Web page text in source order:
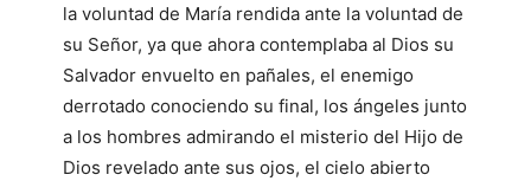
la voluntad de María rendida ante la voluntad de
su Señor, ya que ahora contemplaba al Dios su
Salvador envuelto en pañales, el enemigo
derrotado conociendo su final, los ángeles junto
a los hombres admirando el misterio del Hijo de
Dios revelado ante sus ojos, el cielo abierto